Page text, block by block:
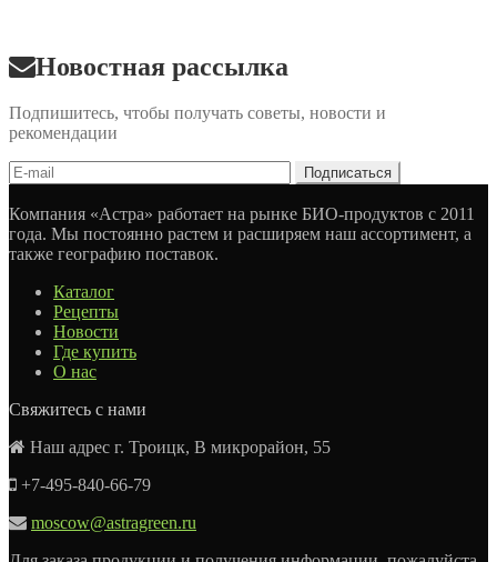
Новостная рассылка
Подпишитесь, чтобы получать советы, новости и
рекомендации
Компания «Астра» работает на рынке БИО-продуктов с 2011
года. Мы постоянно растем и расширяем наш ассортимент, а
также географию поставок.
Каталог
Рецепты
Новости
Где купить
О нас
Свяжитесь с нами
Наш адрес г. Троицк, В микрорайон, 55
+7-495-840-66-79
moscow@astragreen.ru